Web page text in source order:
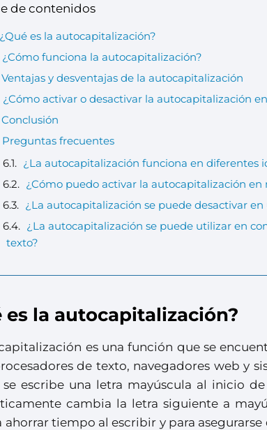
de contenidos
¿Qué es la autocapitalización?
¿Cómo funciona la autocapitalización?
Ventajas y desventajas de la autocapitalización
¿Cómo activar o desactivar la autocapitalización
Conclusión
Preguntas frecuentes
¿La autocapitalización funciona en diferentes
¿Cómo puedo activar la autocapitalización
¿La autocapitalización se puede desactivar
¿La autocapitalización se puede utilizar en
texto?
es la autocapitalización?
es una función que se
de texto, navegadores web y
escribe una letra mayúscula al inicio
cambia la letra siguiente a
ahorrar tiempo al escribir y para